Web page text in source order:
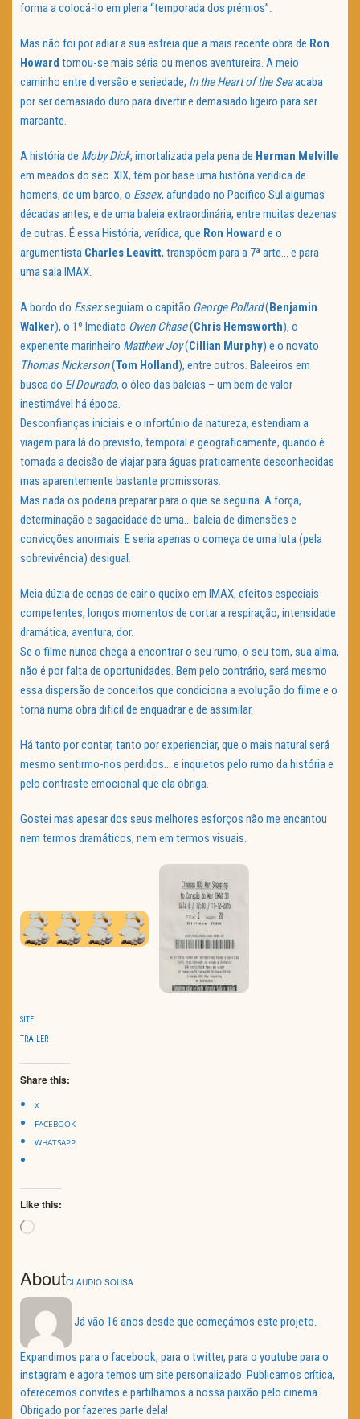
forma a colocá-lo em plena “temporada dos prémios”.
Mas não foi por adiar a sua estreia que a mais recente obra de Ron
Howard tornou-se mais séria ou menos aventureira. A meio
caminho entre diversão e seriedade, In the Heart of the Seaacaba
por ser demasiado duro para divertir e demasiado ligeiro para ser
marcante.
A história de Moby Dick, imortalizada pela pena de Herman Melville
em meados do séc. XIX, tem por base uma história verídica de
homens, de um barco, o Essex, afundado no Pacífico Sul algumas
décadas antes, e de uma baleia extraordinária, entre muitas dezenas
de outras. É essa História, verídica, que Ron Howard e o
argumentista Charles Leavitt, transpõem para a 7ª arte… e para
uma sala IMAX.
A bordo do Essexseguiam o capitão George Pollard(Benjamin
Walker), o 1º Imediato Owen Chase(Chris Hemsworth), o
experiente marinheiro Matthew Joy(Cillian Murphy) e o novato
Thomas Nickerson(Tom Holland), entre outros. Baleeiros em
busca do El Dourado, o óleo das baleias – um bem de valor
inestimável há época.
Desconfianças iniciais e o infortúnio da natureza, estendiam a
viagem para lá do previsto, temporal e geograficamente, quando é
tomada a decisão de viajar para águas praticamente desconhecidas
mas aparentemente bastante promissoras.
Mas nada os poderia preparar para o que se seguiria. A força,
determinação e sagacidade de uma… baleia de dimensões e
convicções anormais. E seria apenas o começa de uma luta (pela
sobrevivência) desigual.
Meia dúzia de cenas de cair o queixo em IMAX, efeitos especiais
competentes, longos momentos de cortar a respiração, intensidade
dramática, aventura, dor.
Se o filme nunca chega a encontrar o seu rumo, o seu tom, sua alma,
não é por falta de oportunidades. Bem pelo contrário, será mesmo
essa dispersão de conceitos que condiciona a evolução do filme e o
torna numa obra difícil de enquadrar e de assimilar.
Há tanto por contar, tanto por experienciar, que o mais natural será
mesmo sentirmo-nos perdidos… e inquietos pelo rumo da história e
pelo contraste emocional que ela obriga.
Gostei mas apesar dos seus melhores esforços não me encantou
nem termos dramáticos, nem em termos visuais.
SITE
TRAILER
Share this:
X
FACEBOOK
WHATSAPP
Like this:
Loading…
AboutCLAUDIO SOUSA
Já vão 16 anos desde que começámos este projeto.
Expandimos para o facebook, para o twitter, para o youtube para o
instagram e agora temos um site personalizado. Publicamos crítica,
oferecemos convites e partilhamos a nossa paixão pelo cinema.
Obrigado por fazeres parte dela!